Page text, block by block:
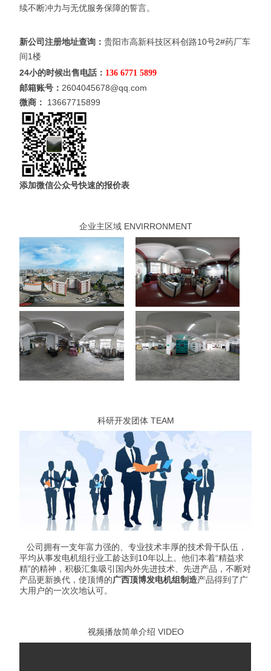
续不断冲力与无优服务保障的誓言。
新公司注册地址查询：贵阳市高新科技区科创路10号2#药厂车
间1楼
24小的时候出售电話： 136 6771 5899
邮箱账号： 2604045678@qq.com
微商：
13667715899
添加微信公众号快速的报价表
企业主区域 ENVIRRONMENT
科研开发团体 TEAM
公司拥有一支年富力强的、专业技术丰厚的技术骨干队伍，
平均从事发电机组行业工龄达到10年以上。他们本着“精益求
精”的精神，积极汇集吸引国内外先进技术、先进产品，不断对
产品更新换代，使顶博的广西顶博发电机组制造产品得到了广
大用户的一次次地认可。
视频播放简单介绍 VIDEO